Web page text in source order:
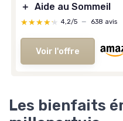
＋ Aide au Sommeil
★★★★★
★★★★★ 4,2/5 — 638 avis
Voir l'offre
Les bienfaits